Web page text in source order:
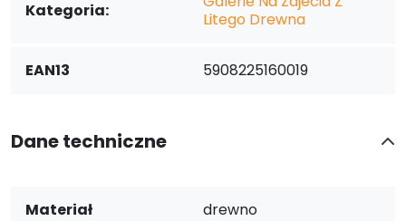
Kategoria:
Litego Drewna
EAN13 5908225160019
Dane techniczne
Materiał drewno